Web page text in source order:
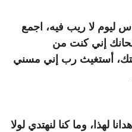
ليوم لا ريب فيه، اجمع
إني كنت من
أستغيث رب إني مسني
لهذا، وما كنا لنهتدي لولا